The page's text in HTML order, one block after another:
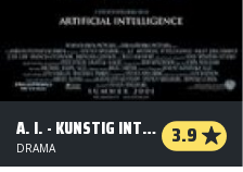
A. I. - KUNSTIG INTELLIGENS 3.9
DRAMA